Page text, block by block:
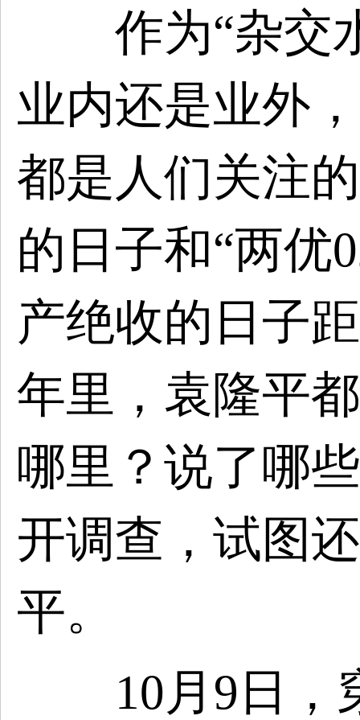
作为“杂交水
业内还是业外
都是人们关注
的日子和“两优
产绝收的日子
年里，袁隆平
哪里？说了哪
开调查，试图
平。
10月9日，